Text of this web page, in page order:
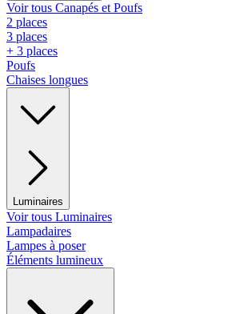
Voir tous Canapés et Poufs
2 places
3 places
+ 3 places
Poufs
Chaises longues
Luminaires
Voir tous Luminaires
Lampadaires
Lampes à poser
Éléments lumineux